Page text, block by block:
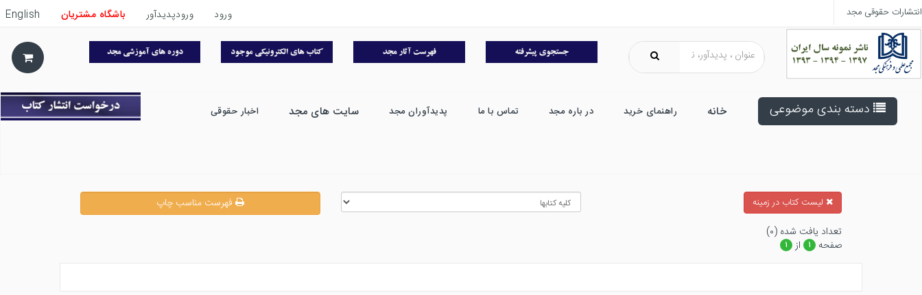
انتشارات حقوقی مجد ورود ورودپدیدآور باشگاه مشتریان English
دسته بندی موضوعی خانه راهنمای خرید در باره مجد تماس با ما پدیدآوران مجد سایت های مجد اخبار حقوقی
ليست كتاب در زمينه
فهرست مناسب چاپ
تعداد يافت شده (۰)
صفحه
۱ از ۱